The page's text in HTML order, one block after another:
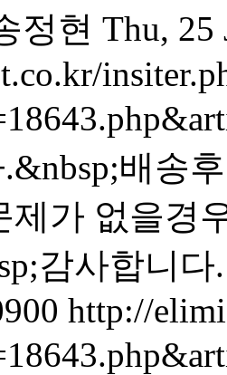
정현 Thu, 25
배송
제가 없을경
감사합니다.
http://